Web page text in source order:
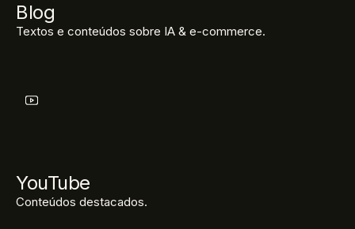
Blog
Textos e conteúdos sobre IA & e-commerce.
YouTube
Conteúdos destacados.